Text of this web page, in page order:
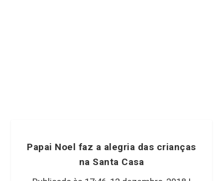
Papai Noel faz a alegria das crianças
na Santa Casa